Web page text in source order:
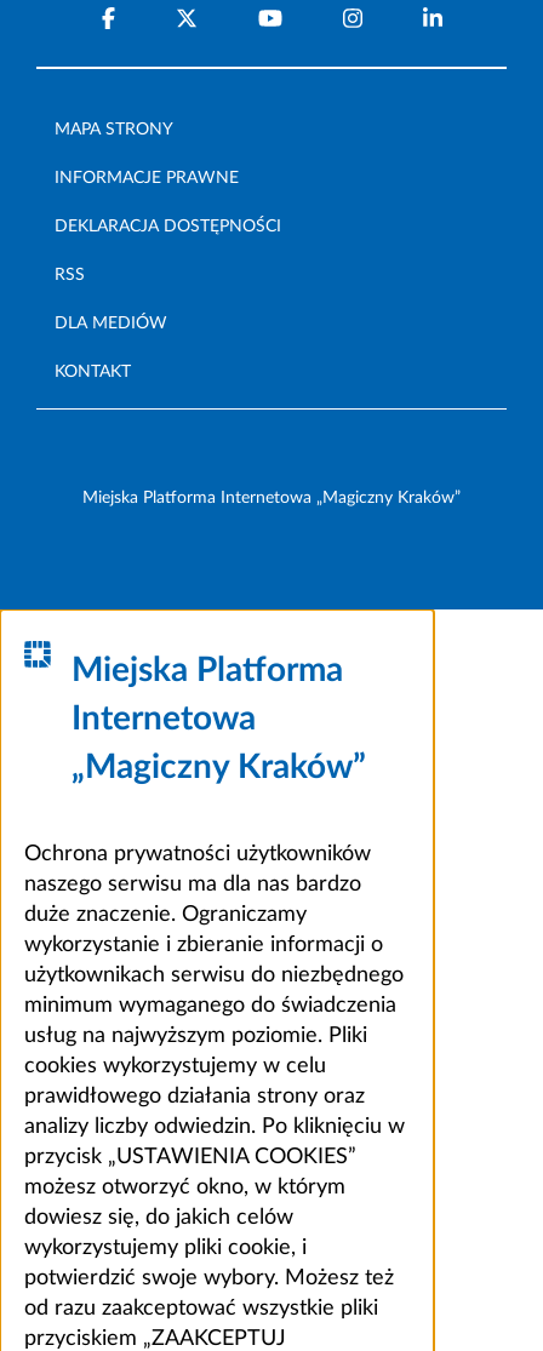
MAPA STRONY
INFORMACJE PRAWNE
DEKLARACJA DOSTĘPNOŚCI
RSS
DLA MEDIÓW
KONTAKT
Miejska Platforma Internetowa „Magiczny Kraków”
Miejska Platforma
Internetowa
„Magiczny Kraków”
Ochrona prywatności użytkowników
naszego serwisu ma dla nas bardzo
duże znaczenie. Ograniczamy
wykorzystanie i zbieranie informacji o
użytkownikach serwisu do niezbędnego
minimum wymaganego do świadczenia
usług na najwyższym poziomie. Pliki
cookies wykorzystujemy w celu
prawidłowego działania strony oraz
analizy liczby odwiedzin. Po kliknięciu w
przycisk „USTAWIENIA COOKIES”
możesz otworzyć okno, w którym
dowiesz się, do jakich celów
wykorzystujemy pliki cookie, i
potwierdzić swoje wybory. Możesz też
od razu zaakceptować wszystkie pliki
przyciskiem „ZAAKCEPTUJ